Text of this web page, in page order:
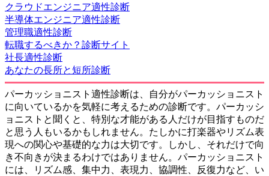
クラウドエンジニア適性診断
半導体エンジニア適性診断
管理職適性診断
転職するべきか？診断サイト
社長適性診断
あなたの長所と短所診断
パーカッショニスト適性診断は、自分がパーカッショニスト
に向いているかを気軽に考えるための診断です。パーカッシ
ョニストと聞くと、特別な才能がある人だけが目指すものだ
と思う人もいるかもしれません。たしかに打楽器やリズム表
現への関心や基礎的な力は大切です。しかし、それだけで向
き不向きが決まるわけではありません。パーカッショニスト
には、リズム感、集中力、表現力、協調性、反復力など、い